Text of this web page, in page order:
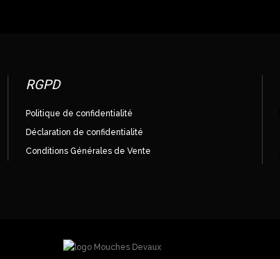
RGPD
Politique de confidentialité
Déclaration de confidentialité
Conditions Générales de Vente